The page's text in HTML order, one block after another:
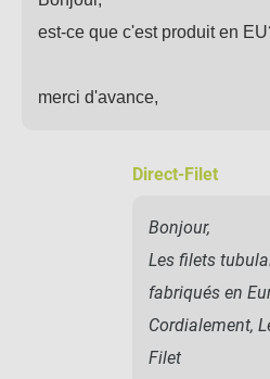
est-ce que c'est produit en
merci d'avance,
Direct-Filet
Bonjour,
Les filets
fabriqués en
Cordialement,
Filet